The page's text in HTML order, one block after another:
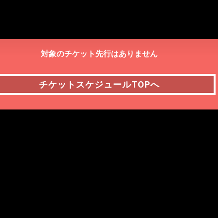
対象のチケット先行はありません
チケットスケジュールTOPへ